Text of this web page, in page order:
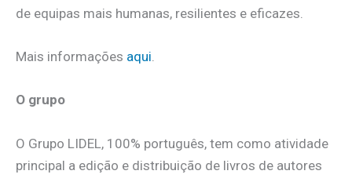
de equipas mais humanas, resilientes e eficazes.
Mais informações aqui.
O grupo
O Grupo LIDEL, 100% português, tem como atividade
principal a edição e distribuição de livros de autores